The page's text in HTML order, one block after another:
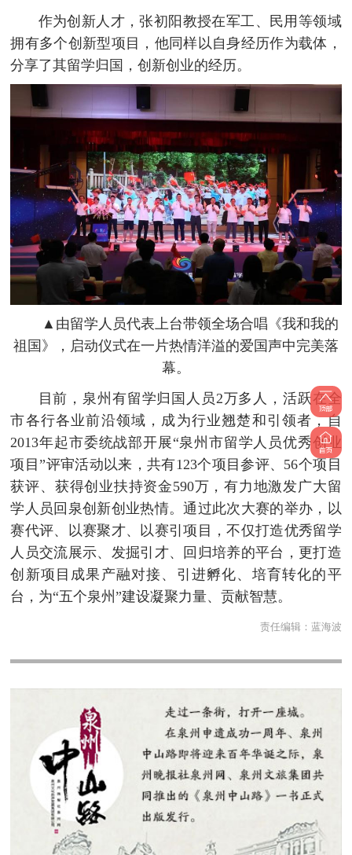
作为创新人才，张初阳教授在军工、民用等领域
拥有多个创新型项目，他同样以自身经历作为载体，
分享了其留学归国，创新创业的经历。
▲由留学人员代表上台带领全场合唱《我和我的
祖国》，启动仪式在一片热情洋溢的爱国声中完美落
幕。
目前，泉州有留学归国人员2万多人，活跃在全
市各行各业前沿领域，成为行业翘楚和引领者，自
2013年起市委统战部开展“泉州市留学人员优秀创业
项目”评审活动以来，共有123个项目参评、56个项目
获评、获得创业扶持资金590万，有力地激发广大留
学人员回泉创新创业热情。通过此次大赛的举办，以
赛代评、以赛聚才、以赛引项目，不仅打造优秀留学
人员交流展示、发掘引才、回归培养的平台，更打造
创新项目成果产融对接、引进孵化、培育转化的平
台，为“五个泉州”建设凝聚力量、贡献智慧。
责任编辑： 蓝海波